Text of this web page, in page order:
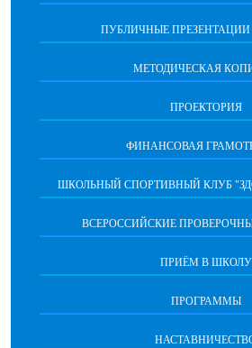
ПУБЛИЧНЫЕ
МЕТОДИЧЕСКАЯ
ПРОЕКТОРИЯ
ФИНАНСОВАЯ
ШКОЛЬНЫЙ СПОРТИВНЫЙ КЛУБ
ВСЕРОССИЙСКИЕ
ПРИЁМ В ШКОЛУ
ПРОГРАММЫ